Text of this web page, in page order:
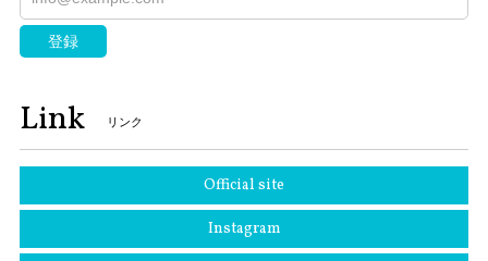
登録
Link リンク
Official site
Instagram